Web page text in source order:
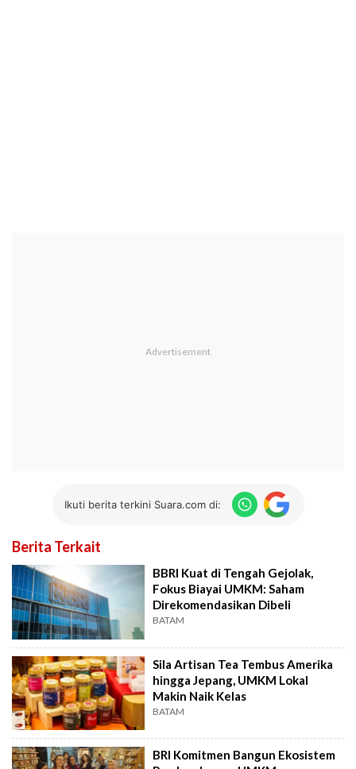
Ikuti berita terkini Suara.com di:
Berita Terkait
BBRI Kuat di Tengah Gejolak,
Fokus Biayai UMKM: Saham
Direkomendasikan Dibeli
BATAM
Sila Artisan Tea Tembus Amerika
hingga Jepang, UMKM Lokal
Makin Naik Kelas
BATAM
BRI Komitmen Bangun Ekosistem